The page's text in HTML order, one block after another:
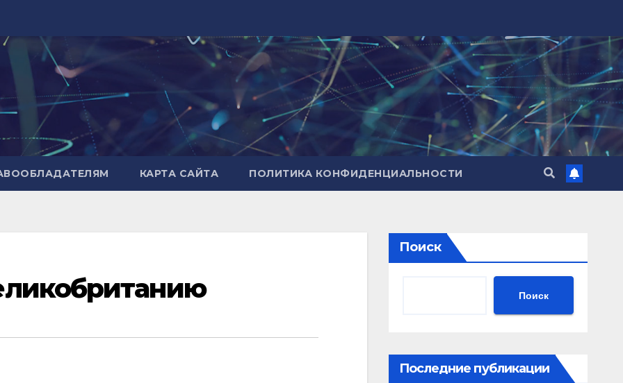
КАРТА САЙТА ПОЛИТИКА КОНФИДЕНЦИАЛЬНОСТИ
Поиск
Поиск
Последние публикации